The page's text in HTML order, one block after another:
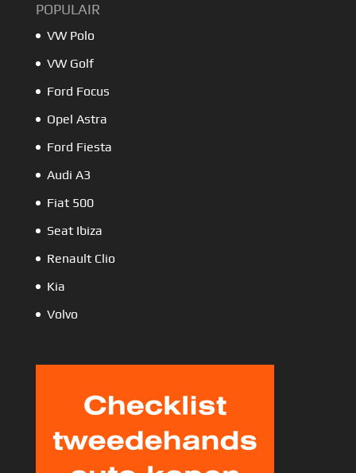
POPULAIR
VW Polo
VW Golf
Ford Focus
Opel Astra
Ford Fiesta
Audi A3
Fiat 500
Seat Ibiza
Renault Clio
Kia
Volvo